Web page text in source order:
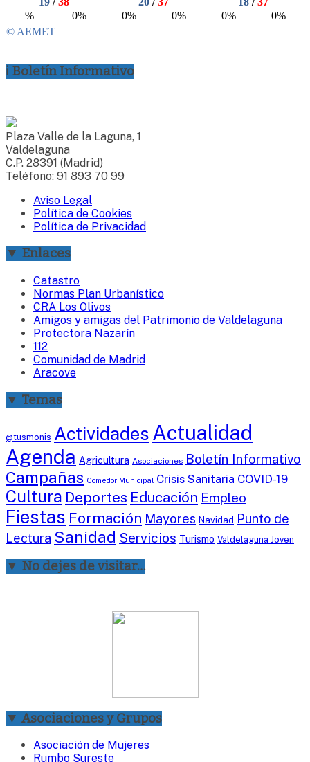
ℹ Boletín Informativo
Plaza Valle de la Laguna, 1
Valdelaguna
C.P. 28391 (Madrid)
Teléfono: 91 893 70 99
Aviso Legal
Política de Cookies
Política de Privacidad
▼ Enlaces
Catastro
Normas Plan Urbanístico
CRA Los Olivos
Amigos y amigas del Patrimonio de Valdelaguna
Protectora Nazarín
112
Comunidad de Madrid
Aracove
▼ Temas
@tusmonis ActividadesActualidad
Agenda Agricultura Asociaciones Boletín Informativo
Campañas Comedor Municipal Crisis Sanitaria COVID-19
Cultura Deportes Educación Empleo
Fiestas Formación Mayores Navidad Punto de
Lectura Sanidad Servicios Turismo Valdelaguna Joven
▼ No dejes de visitar…
▼ Asociaciones y Grupos
Asociación de Mujeres
Rumbo Sureste